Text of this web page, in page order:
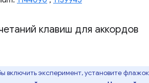
клавиш для аккордов
включить эксперимент, установите флажок